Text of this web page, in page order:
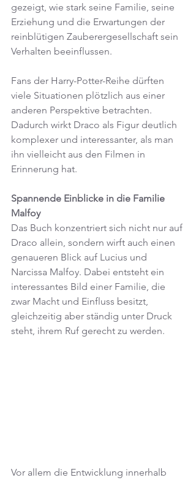
gezeigt, wie stark seine Familie, seine
Erziehung und die Erwartungen der
reinblütigen Zauberergesellschaft sein
Verhalten beeinflussen.
Fans der Harry-Potter-Reihe dürften
viele Situationen plötzlich aus einer
anderen Perspektive betrachten.
Dadurch wirkt Draco als Figur deutlich
komplexer und interessanter, als man
ihn vielleicht aus den Filmen in
Erinnerung hat.
Spannende Einblicke in die Familie
Malfoy
Das Buch konzentriert sich nicht nur auf
Draco allein, sondern wirft auch einen
genaueren Blick auf Lucius und
Narcissa Malfoy. Dabei entsteht ein
interessantes Bild einer Familie, die
zwar Macht und Einfluss besitzt,
gleichzeitig aber ständig unter Druck
steht, ihrem Ruf gerecht zu werden.
Vor allem die Entwicklung innerhalb